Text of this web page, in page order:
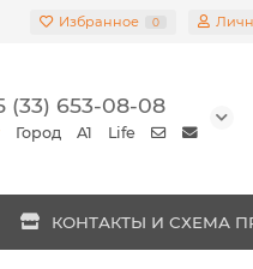
Избранное 0
(33) 653-08-08
Город A1 Life
КОНТАКТЫ И СХЕМА